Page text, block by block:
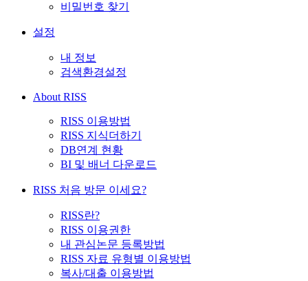
비밀번호 찾기
설정
내 정보
검색환경설정
About RISS
RISS 이용방법
RISS 지식더하기
DB연계 현황
BI 및 배너 다운로드
RISS 처음 방문 이세요?
RISS란?
RISS 이용권한
내 관심논문 등록방법
RISS 자료 유형별 이용방법
복사/대출 이용방법